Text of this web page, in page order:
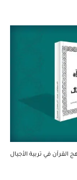
القرآن في تربية الأجيال